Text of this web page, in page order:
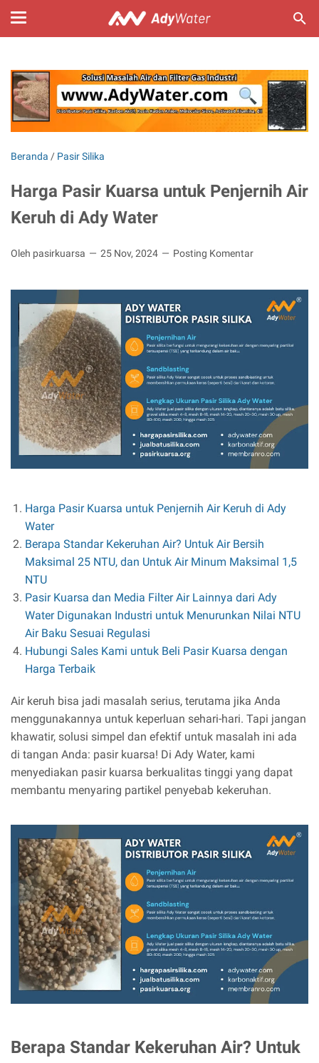
Beranda / Pasir Silika
Harga Pasir Kuarsa untuk Penjernih Air
Keruh di Ady Water
Oleh pasirkuarsa 25 Nov, 2024 Posting Komentar
Harga Pasir Kuarsa untuk Penjernih Air Keruh di Ady
Water
Berapa Standar Kekeruhan Air? Untuk Air Bersih
Maksimal 25 NTU, dan Untuk Air Minum Maksimal 1,5
NTU
Pasir Kuarsa dan Media Filter Air Lainnya dari Ady
Water Digunakan Industri untuk Menurunkan Nilai NTU
Air Baku Sesuai Regulasi
Hubungi Sales Kami untuk Beli Pasir Kuarsa dengan
Harga Terbaik
Air keruh bisa jadi masalah serius, terutama jika Anda
menggunakannya untuk keperluan sehari-hari. Tapi jangan
khawatir, solusi simpel dan efektif untuk masalah ini ada
di tangan Anda: pasir kuarsa! Di Ady Water, kami
menyediakan pasir kuarsa berkualitas tinggi yang dapat
membantu menyaring partikel penyebab kekeruhan.
Berapa Standar Kekeruhan Air? Untuk